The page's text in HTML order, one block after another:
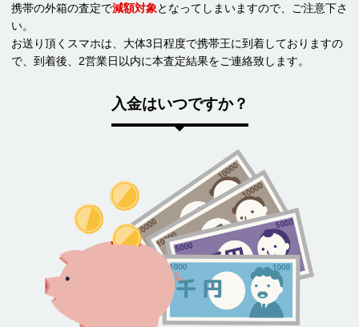
携帯の外箱の査定で減額対象となってしまいますので、ご注意下さ
い。
お送り頂くスマホは、大体3日程度で携帯王に到着しておりますの
で、到着後、2営業日以内に本査定結果をご連絡致します。
入金はいつですか？